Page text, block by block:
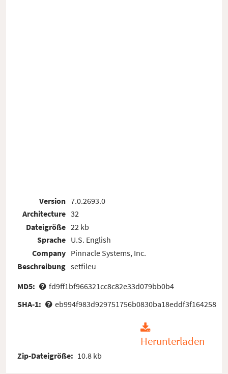
Version
Architecture
Dateigröße
Sprache
Company
Beschreibung
7.0.2693.0
32
22 kb
U.S. English
Pinnacle Systems, Inc.
setfileu
MD5:
fd9ff1bf966321cc8c82e33d079bb0b4
SHA-1:
eb994f983d929751756b0830ba18eddf3f164258
Herunterladen
Zip-Dateigröße: 10.8 kb